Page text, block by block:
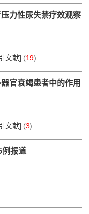
力性尿失禁疗效观察
文献] (19)
官衰竭患者中的作用
文献] (3)
例报道